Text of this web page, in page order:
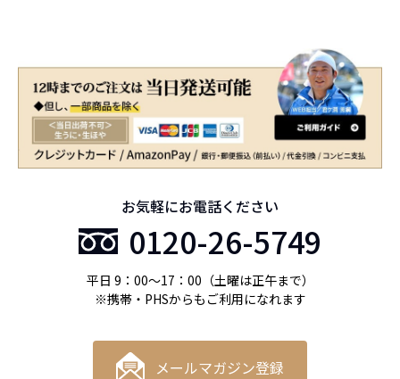
お気軽にお電話ください
0120-26-5749
平日 9：00〜17：00（土曜は正午まで）
※携帯・PHSからもご利用になれます
メールマガジン登録